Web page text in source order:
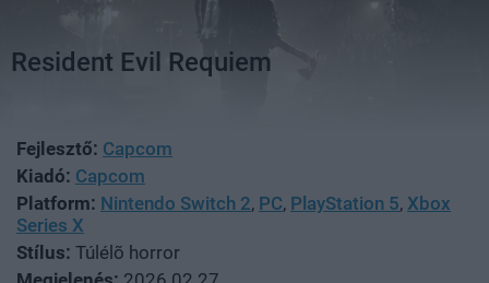
Resident Evil Requiem
Fejlesztő: Capcom
Kiadó: Capcom
Platform: Nintendo Switch 2, PC, PlayStation 5, Xbox
Series X
Stílus: Túlélõ horror